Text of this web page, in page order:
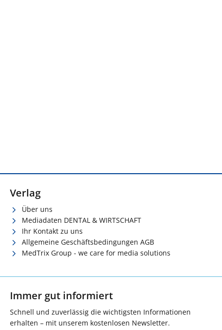
Verlag
Über uns
Mediadaten DENTAL & WIRTSCHAFT
Ihr Kontakt zu uns
Allgemeine Geschäftsbedingungen AGB
MedTrix Group - we care for media solutions
Immer gut informiert
Schnell und zuverlässig die wichtigsten Informationen
erhalten – mit unserem kostenlosen Newsletter.